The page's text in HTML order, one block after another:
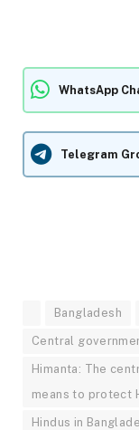
WhatsApp
Telegram
Bangladesh
Central
Himanta: The
means to protect
Hindus in